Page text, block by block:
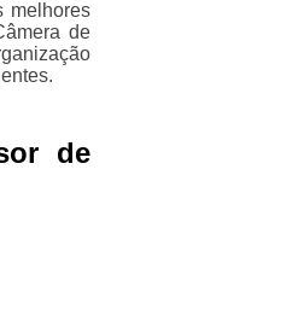
melhores
de
de